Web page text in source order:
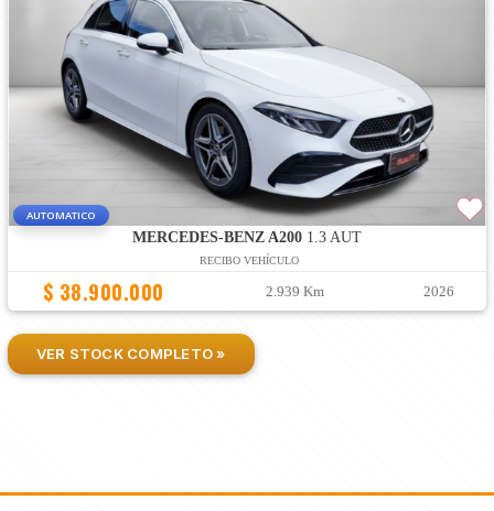
AUTOMATICO
MERCEDES-BENZ A2001.3 AUT
RECIBO VEHÍCULO
$ 38.900.000 2.939 Km 2026
VER STOCK COMPLETO »